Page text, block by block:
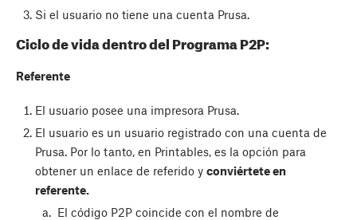
Si el usuario no tiene una cuenta Prusa.
Ciclo de vida dentro del Programa P2P:
Referente
El usuario posee una impresora Prusa.
El usuario es un usuario registrado con una cuenta de
Prusa. Por lo tanto, en Printables, es la opción para
obtener un enlace de referido y conviértete en
referente.
El código P2P coincide con el nombre de